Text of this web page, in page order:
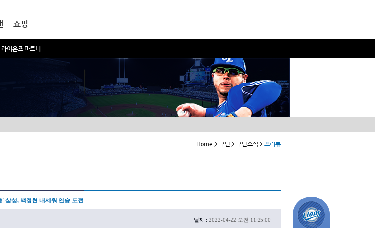
라이온즈 파트너
쇼핑
Home > 구단 > 구단소식 > 프리뷰
' 삼성, 백정현 내세워 연승 도전
날짜 : 2022-04-22 오전 11:25:00